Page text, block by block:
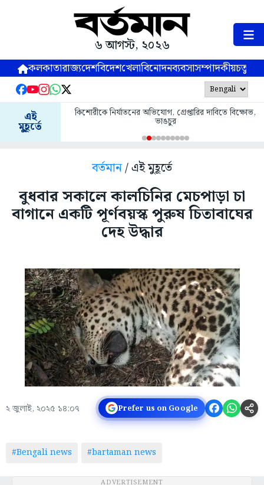
৬ আগস্ট, ২০২৬
কলকাতারাজ্যদেশবিদেশখেলাবিনোদনব্যবসাসম্পাদকীয়
এই
মুহূর্তে
কিশোরীকে নির্যাতনের অভিযোগ, গ্রেপ্তারির দাবিতে বিক্ষোভ,
ভাঙচুর
বর্তমান/ এই মুহূর্তে
বুধবার সকালে কালচিনির মেচপাড়া চা
বাগানে একটি পূর্ণবয়স্ক পুরুষ চিতাবাঘের
দেহ উদ্ধার
২ জুলাই, ২০২৫ ১৪:০৭ Prefer us on Google
#Bengali news #bartaman news
ADVERTISEMENT